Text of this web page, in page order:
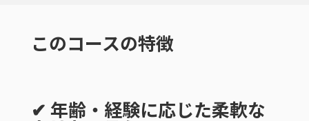
このコースの特徴
✔ 年齢・経験に応じた柔軟な